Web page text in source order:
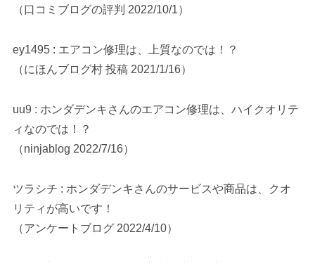
（口コミブログの評判 2022/10/1）
ey1495 : エアコン修理は、上質なのでは！？
（にほんブログ村 投稿 2021/1/16）
uu9 : ホンダデンキさんのエアコン修理は、ハイクオリテ
ィなのでは！？
（ninjablog 2022/7/16）
ツラシチ : ホンダデンキさんのサービスや商品は、クオ
リティが高いです！
（アンケートブログ 2022/4/10）